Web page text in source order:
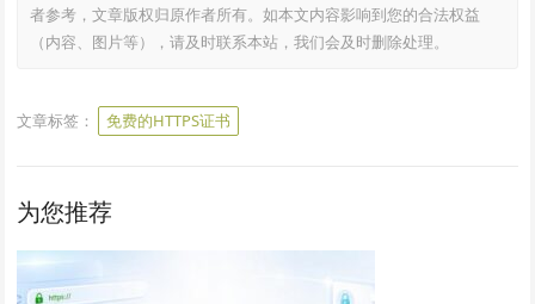
者参考，文章版权归原作者所有。如本文内容影响到您的合法权益
（内容、图片等），请及时联系本站，我们会及时删除处理。
文章标签： 免费的HTTPS证书
为您推荐